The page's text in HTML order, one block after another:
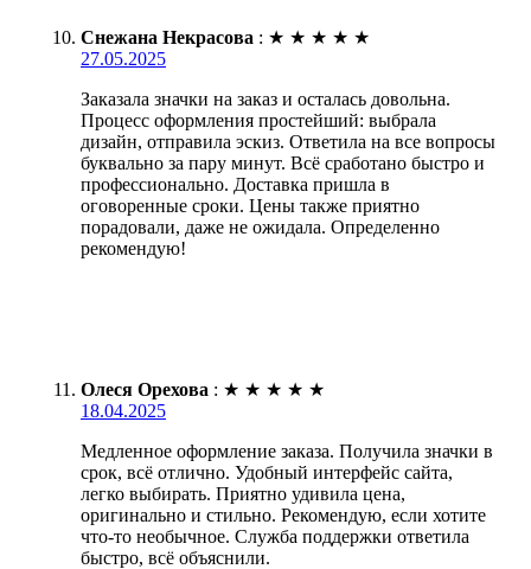
Снежана Некрасова : ★ ★ ★ ★ ★
27.05.2025
Заказала значки на заказ и осталась довольна.
Процесс оформления простейший: выбрала
дизайн, отправила эскиз. Ответила на все вопросы
буквально за пару минут. Всё сработано быстро и
профессионально. Доставка пришла в
оговоренные сроки. Цены также приятно
порадовали, даже не ожидала. Определенно
рекомендую!
Олеся Орехова : ★ ★ ★ ★ ★
18.04.2025
Медленное оформление заказа. Получила значки в
срок, всё отлично. Удобный интерфейс сайта,
легко выбирать. Приятно удивила цена,
оригинально и стильно. Рекомендую, если хотите
что-то необычное. Служба поддержки ответила
быстро, всё объяснили.